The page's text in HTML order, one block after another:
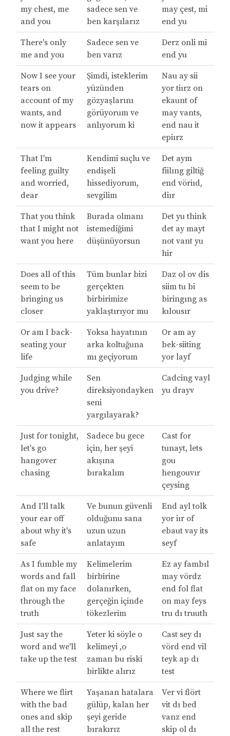
my chest, me
and you
sadece sen ve
ben karşılarız
may çest, mi
end yu
There's only
me and you
Sadece sen ve
ben varız
Derz onli mi
end yu
Now I see your
tears on
account of my
wants, and
now it appears
Şimdi, isteklerim
yüzünden
gözyaşlarını
görüyorum ve
anlıyorum ki
Nau ay sii
yor tiırz on
ekaunt of
may vants,
end nau it
epiırz
That I'm
feeling guilty
and worried,
dear
Kendimi suçlu ve
endişeli
hissediyorum,
sevgilim
Det aym
fiilıng giltiğ
end vöriıd,
diır
That you think
that I might not
want you here
Burada olmanı
istemediğimi
düşünüyorsun
Det yu think
det ay mayt
not vant yu
hir
Does all of this
seem to be
bringing us
closer
Tüm bunlar bizi
gerçekten
birbirimize
yaklaştırıyor mu
Daz ol ov dis
siim tu bi
biringıng as
kılousır
Or am I back-
seating your
life
Yoksa hayatının
arka koltuğuna
mı geçiyorum
Or am ay
bek-siiting
yor layf
Judging while
you drive?
Sen
direksiyondayken
seni
yargılayarak?
Cadcing vayl
yu drayv
Just for tonight,
let's go
hangover
chasing
Sadece bu gece
için, her şeyi
akışına
bırakalım
Cast for
tunayt, lets
gou
hengouvır
çeysing
And I'll talk
your ear off
about why it's
safe
Ve bunun güvenli
olduğunu sana
uzun uzun
anlatayım
End ayl tolk
yor iır of
ebaut vay its
seyf
As I fumble my
words and fall
flat on my face
through the
truth
Kelimelerim
birbirine
dolanırken,
gerçeğin içinde
tökezlerim
Ez ay fambıl
may vördz
end fol flat
on may feys
tru dı truuth
Just say the
word and we'll
take up the test
Yeter ki söyle o
kelimeyi ,o
zaman bu riski
birlikte alırız
Cast sey dı
vörd end vil
teyk ap dı
test
Where we flirt
with the bad
ones and skip
all the rest
Yaşanan hatalara
gülüp, kalan her
şeyi geride
bırakırız
Ver vi flört
vit dı bed
vanz end
skip ol dı